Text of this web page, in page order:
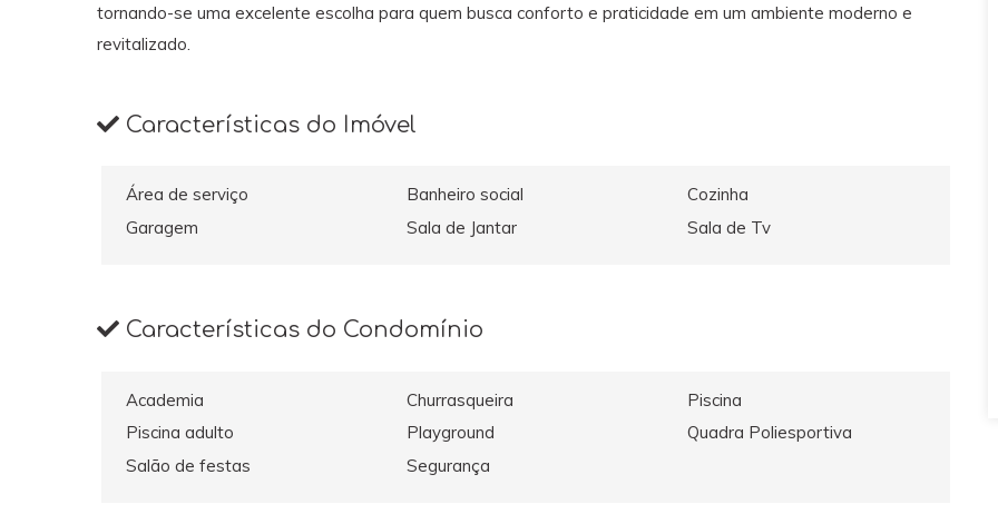
tornando-se uma excelente escolha para quem busca conforto e praticidade em um ambiente moderno e
revitalizado.
Características do Imóvel
Área de serviço Banheiro social
Cozinha
Garagem
Sala de Jantar Sala de Tv
Características do Condomínio
Academia Churrasqueira
Piscina
Piscina adulto
Playground
Quadra Poliesportiva
Salão de festas
Segurança